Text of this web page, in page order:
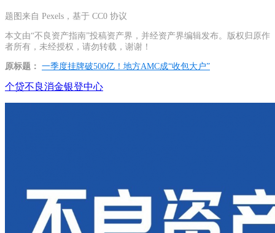
题图来自 Pexels，基于 CC0 协议
本文由“不良资产指南”投稿资产界，并经资产界编辑发布。版权归原作
者所有，未经授权，请勿转载，谢谢！
原标题： 一季度挂牌破500亿！地方AMC成“收包大户”
个贷不良消金银登中心